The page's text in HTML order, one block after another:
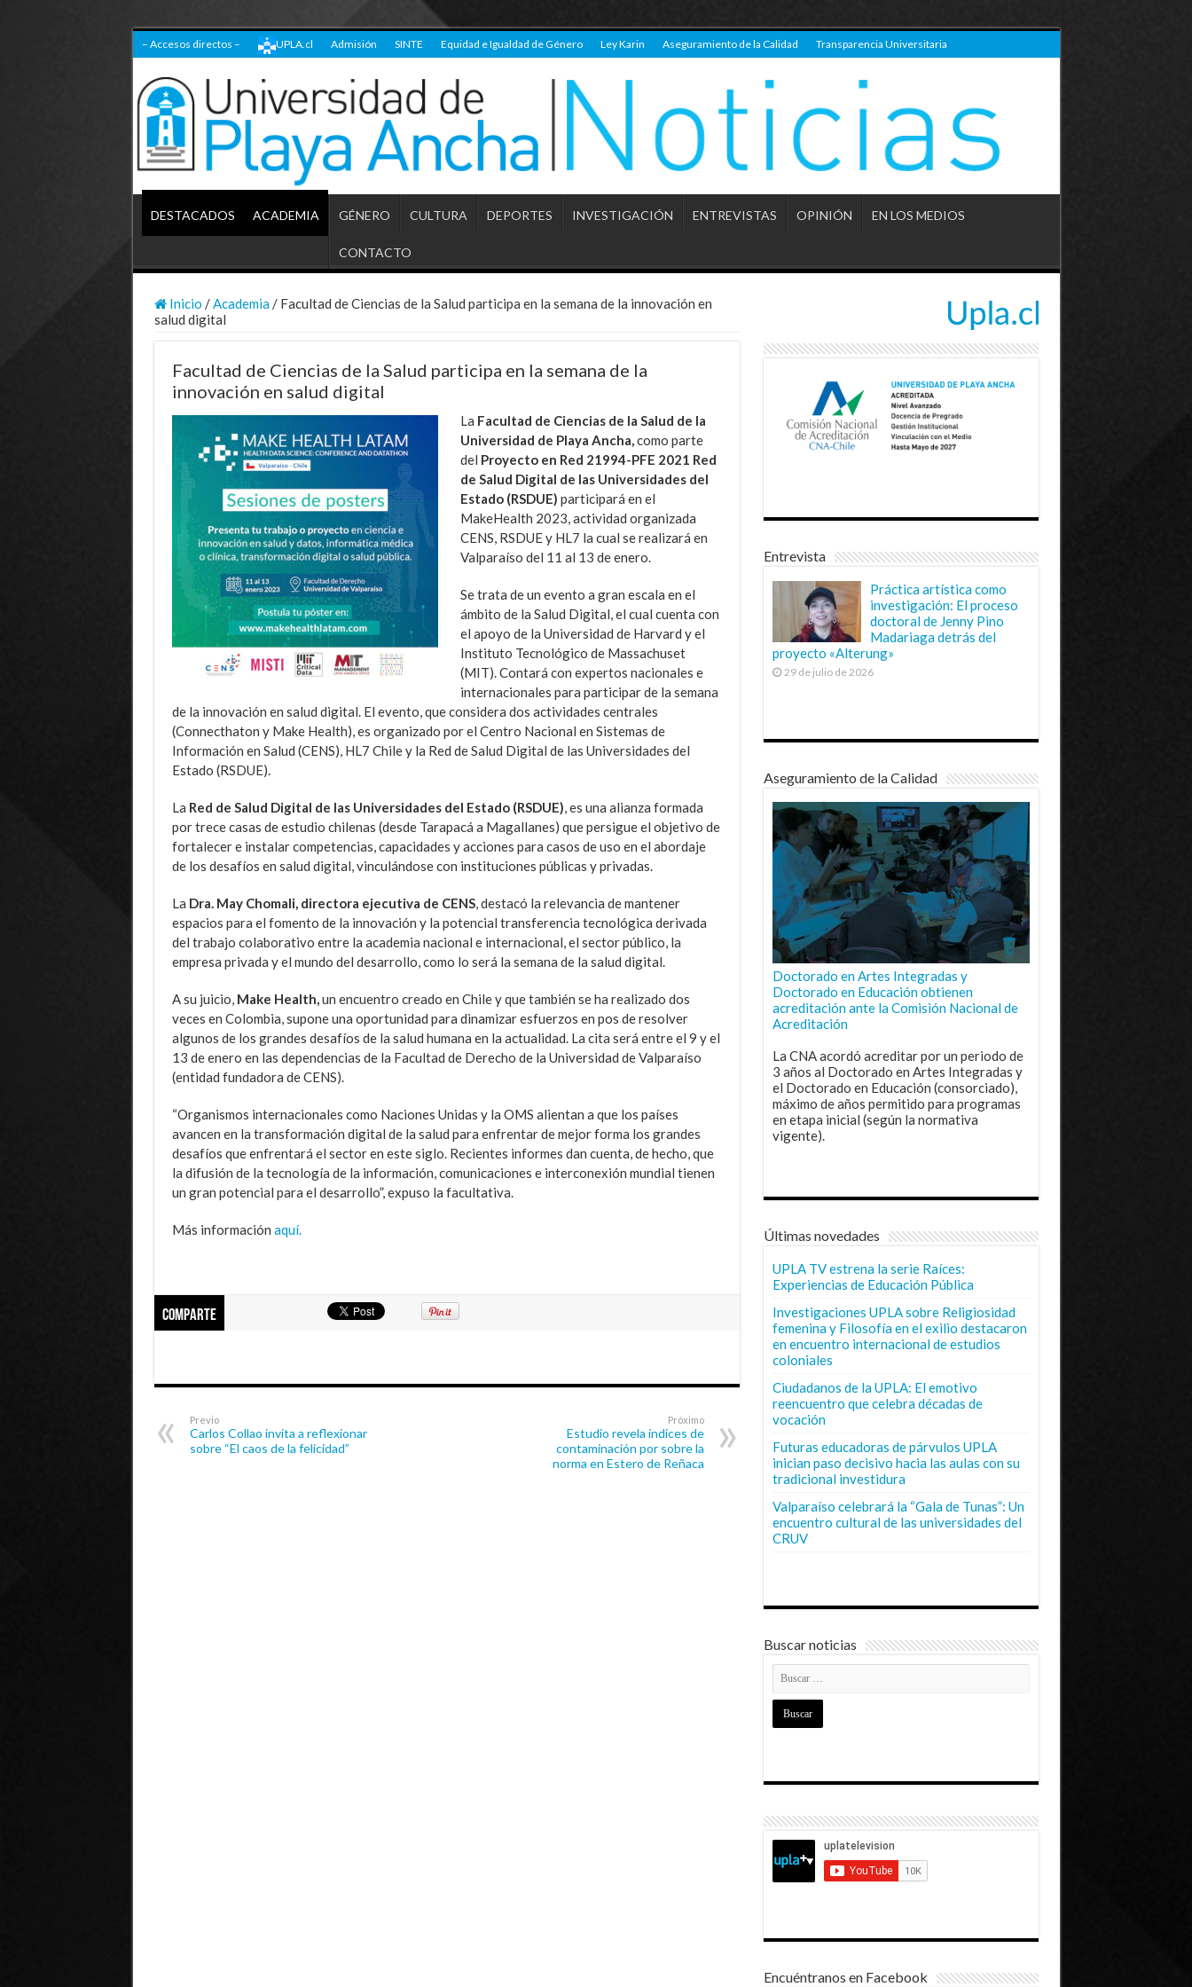
– Accesos directos – UPLA.cl Admisión SINTE Equidad e Igualdad de Género Ley Karin Aseguramiento de la Calidad Transparencia Universitaria
DESTACADOS ACADEMIA GÉNERO CULTURA DEPORTES INVESTIGACIÓN ENTREVISTAS OPINIÓN EN LOS MEDIOS
CONTACTO
Inicio / Academia / Facultad de Ciencias de la Salud participa en la semana de la innovación en
salud digital
Facultad de Ciencias de la Salud participa en la semana de la
innovación en salud digital
La Facultad de Ciencias de la Salud de la
Universidad de Playa Ancha, como parte
del Proyecto en Red 21994-PFE 2021 Red
de Salud Digital de las Universidades del
Estado (RSDUE) participará en el
MakeHealth 2023, actividad organizada
CENS, RSDUE y HL7 la cual se realizará en
Valparaíso del 11 al 13 de enero.
Se trata de un evento a gran escala en el
ámbito de la Salud Digital, el cual cuenta con
el apoyo de la Universidad de Harvard y el
Instituto Tecnológico de Massachuset
(MIT). Contará con expertos nacionales e
internacionales para participar de la semana
de la innovación en salud digital. El evento, que considera dos actividades centrales
(Connecthaton y Make Health), es organizado por el Centro Nacional en Sistemas de
Información en Salud (CENS), HL7 Chile y la Red de Salud Digital de las Universidades del
Estado (RSDUE).
La Red de Salud Digital de las Universidades del Estado (RSDUE) , es una alianza formada
por trece casas de estudio chilenas (desde Tarapacá a Magallanes) que persigue el objetivo de
fortalecer e instalar competencias, capacidades y acciones para casos de uso en el abordaje
de los desafíos en salud digital, vinculándose con instituciones públicas y privadas.
La Dra. May Chomali, directora ejecutiva de CENS, destacó la relevancia de mantener
espacios para el fomento de la innovación y la potencial transferencia tecnológica derivada
del trabajo colaborativo entre la academia nacional e internacional, el sector público, la
empresa privada y el mundo del desarrollo, como lo será la semana de la salud digital.
A su juicio, Make Health, un encuentro creado en Chile y que también se ha realizado dos
veces en Colombia, supone una oportunidad para dinamizar esfuerzos en pos de resolver
algunos de los grandes desafíos de la salud humana en la actualidad. La cita será entre el 9 y el
13 de enero en las dependencias de la Facultad de Derecho de la Universidad de Valparaíso
(entidad fundadora de CENS).
“Organismos internacionales como Naciones Unidas y la OMS alientan a que los países
avancen en la transformación digital de la salud para enfrentar de mejor forma los grandes
desafíos que enfrentará el sector en este siglo. Recientes informes dan cuenta, de hecho, que
la difusión de la tecnología de la información, comunicaciones e interconexión mundial tienen
un gran potencial para el desarrollo”, expuso la facultativa.
Más información aquí.
Comparte
Previo
Carlos Collao invita a reflexionar
sobre “El caos de la felicidad”
Próximo
Estudio revela índices de
contaminación por sobre la
norma en Estero de Reñaca
Entrevista
Práctica artística como
investigación: El proceso
doctoral de Jenny Pino
Madariaga detrás del
proyecto «Alterung»
29 de julio de 2026
Aseguramiento de la Calidad
Doctorado en Artes Integradas y
Doctorado en Educación obtienen
acreditación ante la Comisión Nacional de
Acreditación
La CNA acordó acreditar por un periodo de
3 años al Doctorado en Artes Integradas y
el Doctorado en Educación (consorciado),
máximo de años permitido para programas
en etapa inicial (según la normativa
vigente).
Últimas novedades
UPLA TV estrena la serie Raíces:
Experiencias de Educación Pública
Investigaciones UPLA sobre Religiosidad
femenina y Filosofía en el exilio destacaron
en encuentro internacional de estudios
coloniales
Ciudadanos de la UPLA: El emotivo
reencuentro que celebra décadas de
vocación
Futuras educadoras de párvulos UPLA
inician paso decisivo hacia las aulas con su
tradicional investidura
Valparaíso celebrará la “Gala de Tunas”: Un
encuentro cultural de las universidades del
CRUV
Buscar noticias
Encuéntranos en Facebook